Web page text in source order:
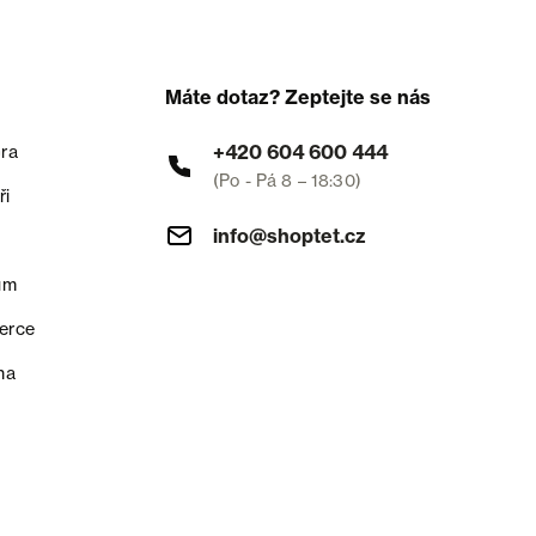
Máte dotaz? Zeptejte se nás
+420 604 600 444
(Po - Pá 8 – 18:30)
info@shoptet.cz